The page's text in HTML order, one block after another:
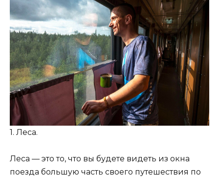
1. Леса.
Леса — это то, что вы будете видеть из окна
поезда большую часть своего путешествия по